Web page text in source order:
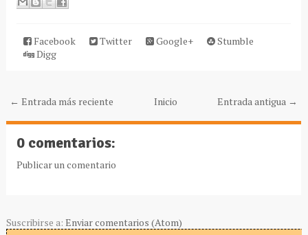
Facebook Twitter Google+
Stumble
Digg
← Entrada más reciente Entrada antigua →
Inicio
0 comentarios:
Publicar un comentario
Suscribirse a: Enviar comentarios (Atom)